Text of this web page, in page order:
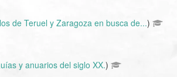
de Teruel y Zaragoza en busca de...)
y anuarios del siglo XX.)